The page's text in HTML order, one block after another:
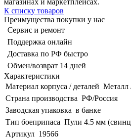
К списку товаров
Преимущества покупки у нас
Сервис и ремонт
Поддержка онлайн
Доставка по РФ быстро
Обмен/возврат 14 дней
Характеристики
Материал корпуса / деталей Металл
Страна производства РФ/Россия
Заводская упаковка в банке
Тип боеприпаса Пули 4.5 мм
Артикул 19566